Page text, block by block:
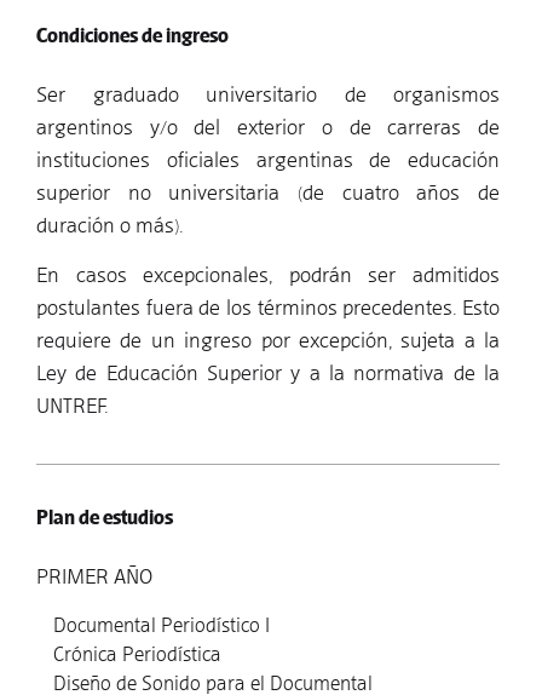
Condiciones de ingreso
Ser graduado universitario de organismos
argentinos y/o del exterior o de carreras de
instituciones oficiales argentinas de educación
superior no universitaria (de cuatro años de
duración o más).
En casos excepcionales, podrán ser admitidos
postulantes fuera de los términos precedentes. Esto
requiere de un ingreso por excepción, sujeta a la
Ley de Educación Superior y a la normativa de la
UNTREF.
Plan de estudios
PRIMER AÑO
Documental Periodístico I
Crónica Periodística
Diseño de Sonido para el Documental